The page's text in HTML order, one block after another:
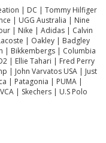
| DC | Tommy Hilfiger
| UGG Australia | Nine
| Nike | Adidas | Calvin
| Oakley | Badgley
| Bikkembergs | Columbia
| Ellie Tahari | Fred Perry
| John Varvatos USA | Just
| Patagonia | PUMA |
| Skechers | U.S Polo